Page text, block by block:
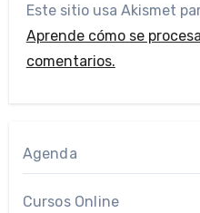
Este sitio usa Akismet
Aprende cómo se
comentarios.
Agenda
Cursos Online